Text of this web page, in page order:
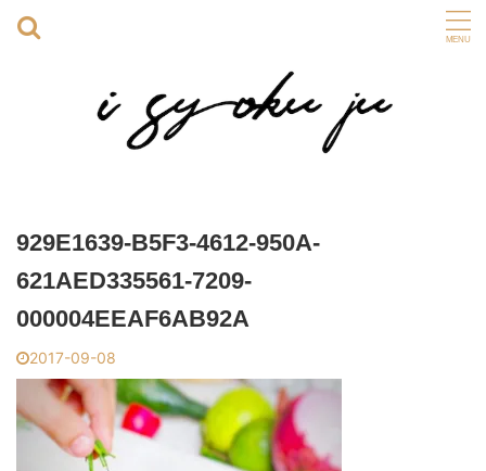
929E1639-B5F3-4612-950A-
621AED335561-7209-
000004EEAF6AB92A
2017-09-08